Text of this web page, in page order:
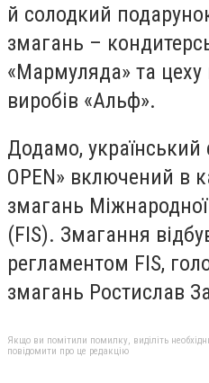
й солодкий
змагань –
«Мармуляда» та цеху
виробів «Альф».
Додамо, український
OPEN» включений в
змагань
(FIS). Змагання
регламентом FIS,
змагань Ростислав
Якщо ви помітили помилку, виділіть
повідомити про це редакцію